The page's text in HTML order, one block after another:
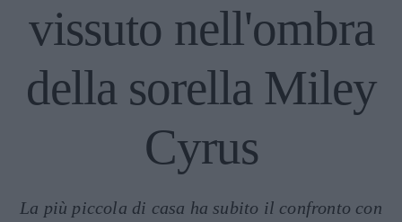
vissuto nell'ombra
della sorella Miley
Cyrus
La più piccola di casa ha subito il confronto con